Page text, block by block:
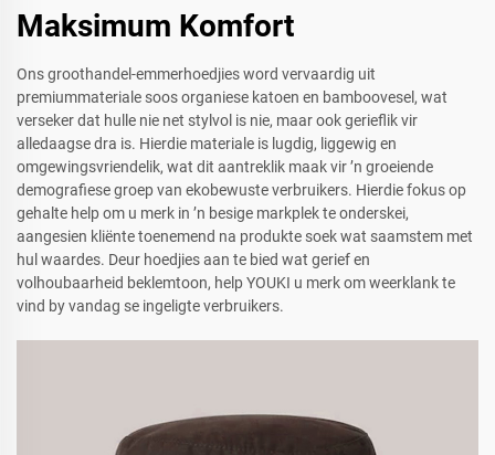
Maksimum Komfort
Ons groothandel-emmerhoedjies word vervaardig uit
premiummateriale soos organiese katoen en bamboovesel, wat
verseker dat hulle nie net stylvol is nie, maar ook gerieflik vir
alledaagse dra is. Hierdie materiale is lugdig, liggewig en
omgewingsvriendelik, wat dit aantreklik maak vir ’n groeiende
demografiese groep van ekobewuste verbruikers. Hierdie fokus op
gehalte help om u merk in ’n besige markplek te onderskei,
aangesien kliënte toenemend na produkte soek wat saamstem met
hul waardes. Deur hoedjies aan te bied wat gerief en
volhoubaarheid beklemtoon, help YOUKI u merk om weerklank te
vind by vandag se ingeligte verbruikers.